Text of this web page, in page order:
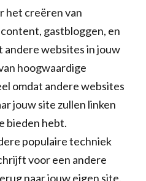
het creëren van
gastbloggen, en
andere websites in jouw
hoogwaardige
omdat andere websites
jouw site zullen linken
bieden hebt.
populaire techniek
voor een andere
naar jouw eigen site.